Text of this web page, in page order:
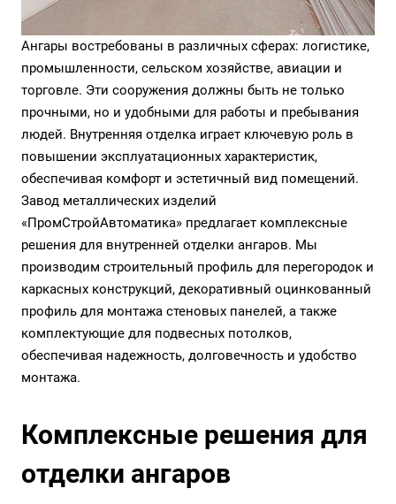
Ангары востребованы в различных сферах: логистике,
промышленности, сельском хозяйстве, авиации и
торговле. Эти сооружения должны быть не только
прочными, но и удобными для работы и пребывания
людей. Внутренняя отделка играет ключевую роль в
повышении эксплуатационных характеристик,
обеспечивая комфорт и эстетичный вид помещений.
Завод металлических изделий
«ПромСтройАвтоматика» предлагает комплексные
решения для внутренней отделки ангаров. Мы
производим строительный профиль для перегородок и
каркасных конструкций, декоративный оцинкованный
профиль для монтажа стеновых панелей, а также
комплектующие для подвесных потолков,
обеспечивая надежность, долговечность и удобство
монтажа.
Комплексные решения для
отделки ангаров